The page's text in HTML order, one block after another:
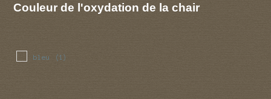
Couleur de l'oxydation de la chair
bleu (1)